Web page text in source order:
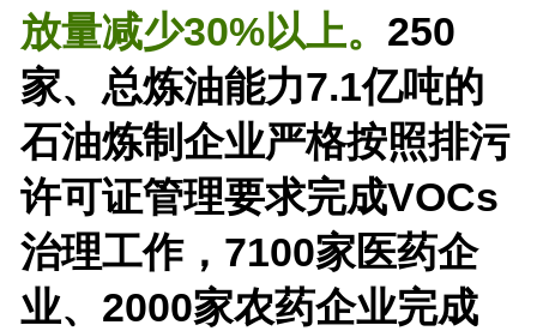
放量减少30%以上。 250
家、总炼油能力7.1亿吨的
石油炼制企业严格按照排污
许可证管理要求完成VOCs
治理工作，7100家医药企
业、2000家农药企业完成